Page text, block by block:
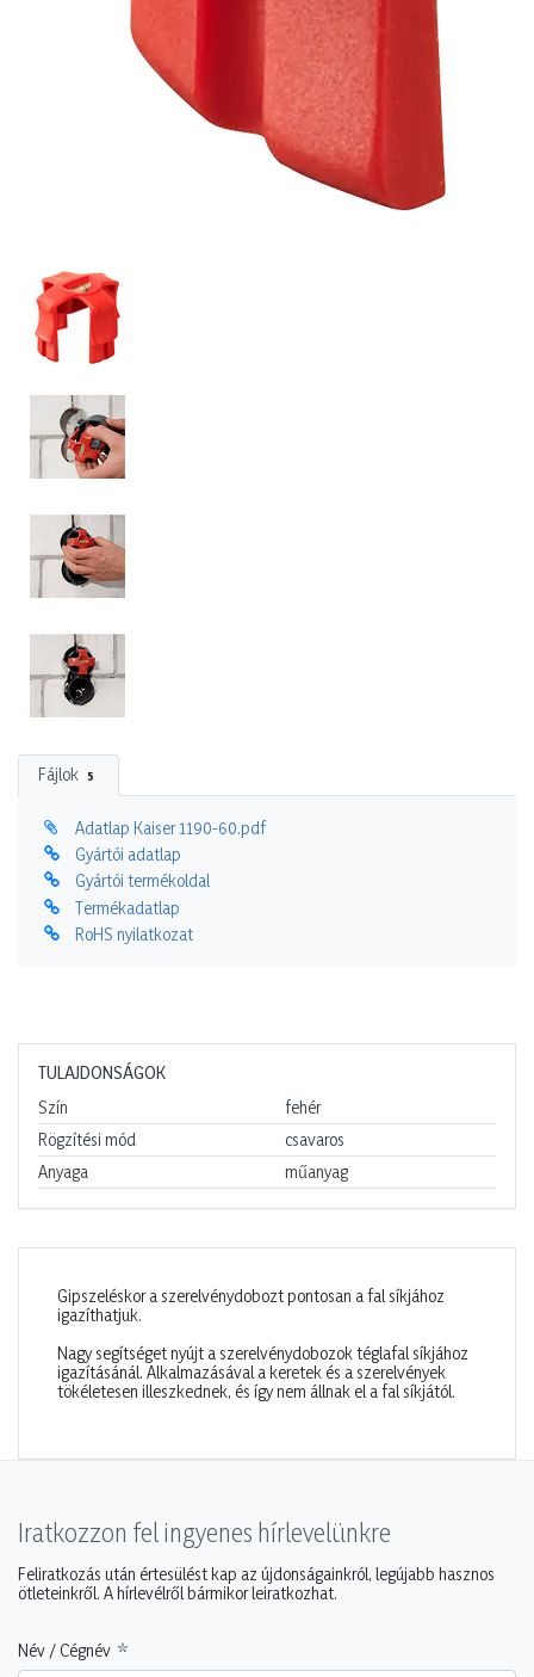
Fájlok 5
Adatlap Kaiser 1190-60.pdf
Gyártói adatlap
Gyártói termékoldal
Termékadatlap
RoHS nyilatkozat
TULAJDONSÁGOK
Szín
fehér
Rögzítési mód
csavaros
Anyaga
műanyag
Gipszeléskor a szerelvénydobozt pontosan a fal síkjához
igazíthatjuk.
Nagy segítséget nyújt a szerelvénydobozok téglafal síkjához
igazításánál. Alkalmazásával a keretek és a szerelvények
tökéletesen illeszkednek, és így nem állnak el a fal síkjától.
Iratkozzon fel ingyenes hírlevelünkre
Feliratkozás után értesülést kap az újdonságainkról, legújabb hasznos
ötleteinkről. A hírlevélről bármikor leiratkozhat.
Név / Cégnév